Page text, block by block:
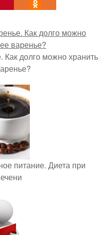
Как долго можно хранить
питание. Диета при